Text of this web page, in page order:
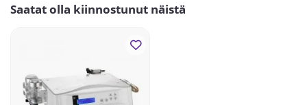
- ryppyjen tasoitus
- aknen arpien vähentäminen - eliminointi
arvet (ihon epätasaisuuksien vähentäminen)
- huokosten kapeneminen
Saatat olla kiinnostunut näistä